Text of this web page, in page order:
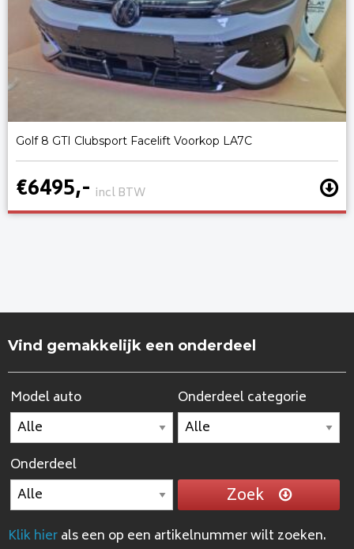
Golf 8 GTI Clubsport Facelift Voorkop LA7C
€6495,- incl BTW
Vind gemakkelijk een onderdeel
Model auto Onderdeel categorie
Onderdeel
Zoek
Klik hierals een op een artikelnummer wilt zoeken.